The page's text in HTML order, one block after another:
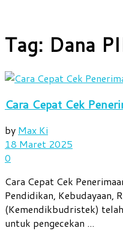
Tag: Dana
Cara Cepat Cek
by Max Ki
18 Maret 2025
0
Cara Cepat Cek
Pendidikan, Kebudayaan,
(Kemendikbudristek)
untuk pengecekan ...